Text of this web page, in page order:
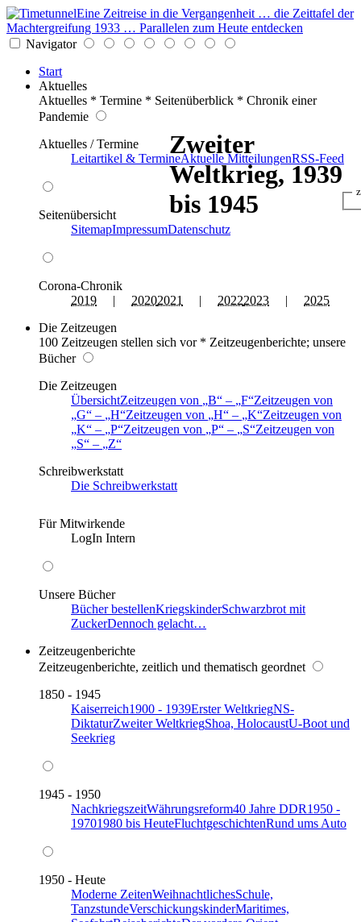
Eine Zeitreise in die Vergangenheit … die Zeittafel der
Machtergreifung 1933 … Parallelen zum Heute entdecken
Navigator
Start
Aktuelles
Aktuelles * Termine * Seitenüberblick * Chronik einer
Pandemie
Aktuelles / Termine
Leitartikel & TermineAktuelle MitteilungenRSS-Feed
Seitenübersicht
SitemapImpressumDatenschutz
Corona-Chronik
2019 | 20202021 | 20222023 | 2025
Die Zeitzeugen
100 Zeitzeugen stellen sich vor * Zeitzeugenberichte; unsere
Bücher
Die Zeitzeugen
ÜbersichtZeitzeugen von B – F Zeitzeugen von
G
– H Zeitzeugen von H – K Zeitzeugen von
K
– P Zeitzeugen von P – S Zeitzeugen von
S
–
Z
Schreibwerkstatt
Die Schreibwerkstatt
Für Mitwirkende
LogIn Intern
Unsere Bücher
Bücher bestellenKriegskinderSchwarzbrot mit
ZuckerDennoch gelacht…
Zeitzeugenberichte
Zeitzeugenberichte, zeitlich und thematisch geordnet
1850 - 1945
Kaiserreich1900 - 1939Erster WeltkriegNS-
DiktaturZweiter WeltkriegShoa, HolocaustU-Boot und
Seekrieg
1945 - 1950
NachkriegszeitWährungsreform40 Jahre DDR1950 -
19701980 bis HeuteFluchtgeschichtenRund ums Auto
1950 - Heute
Moderne ZeitenWeihnachtlichesSchule,
TanzstundeVerschickungskinderMaritimes,
Zweiter
Weltkrieg, 1939
bis 1945